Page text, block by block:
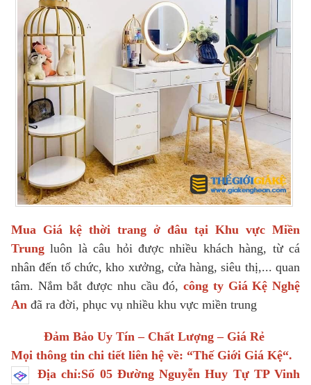
Mua Giá kệ thời trang ở đâu tại Khu vực Miền
Trung luôn là câu hỏi được nhiều khách hàng, từ cá
nhân đến tổ chức, kho xưởng, cửa hàng, siêu thị,... quan
tâm. Nắm bắt được nhu cầu đó,công ty Giá Kệ Nghệ
An đã ra đời, phục vụ nhiều khu vực miền trung
Đảm Bảo Uy Tín – Chất Lượng – Giá Rẻ
Mọi thông tin chi tiết liên hệ về: “Thế Giới Giá Kệ“.
Địa chỉ:Số 05 Đường Nguyễn Huy Tự TP Vinh